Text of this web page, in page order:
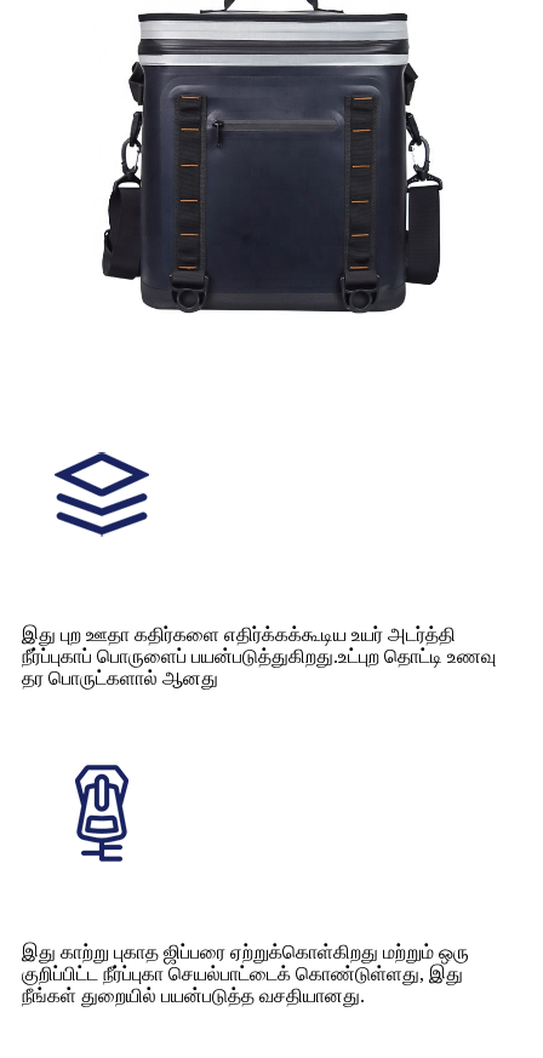
இது புற ஊதா கதிர்களை எதிர்க்கக்கூடிய உயர் அடர்த்தி
நீர்ப்புகாப் பொருளைப் பயன்படுத்துகிறது.உட்புற தொட்டி உணவு
தர பொருட்களால் ஆனது
இது காற்று புகாத ஜிப்பரை ஏற்றுக்கொள்கிறது மற்றும் ஒரு
குறிப்பிட்ட நீர்ப்புகா செயல்பாட்டைக் கொண்டுள்ளது, இது
நீங்கள் துறையில் பயன்படுத்த வசதியானது.